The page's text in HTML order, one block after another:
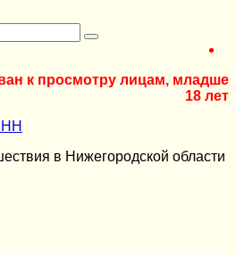
к просмотру лицам, младше
18 лет
НН
в Нижегородской области